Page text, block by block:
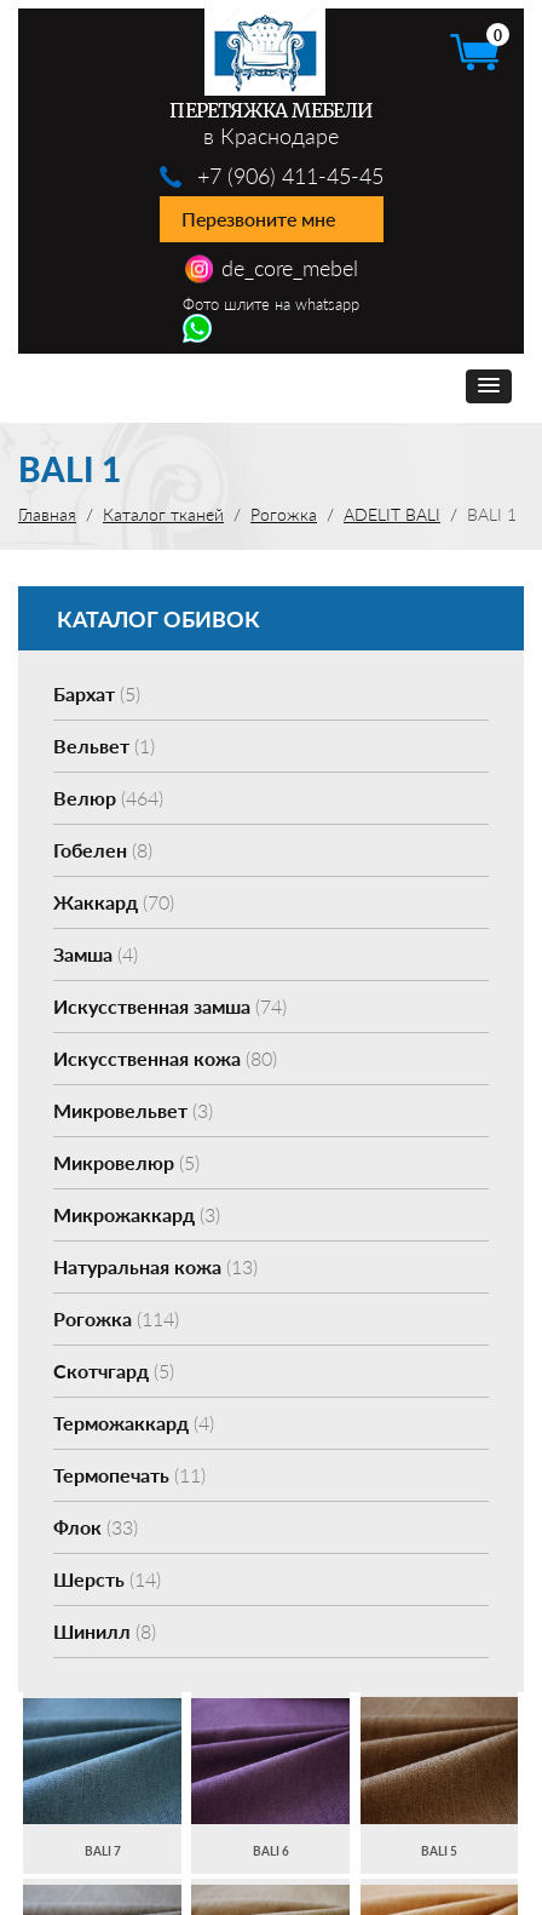
ПЕРЕТЯЖКА МЕБЕЛИ
в Краснодаре
de_core_mebel
Фото шлите на whatsapp
+7 (906) 411-45-45
Перезвоните мне
0
BALI 1
Главная Каталог тканей Рогожка ADELIT BALI BALI 1
КАТАЛОГ ОБИВОК
Бархат (5)
Вельвет (1)
Велюр (464)
Гобелен (8)
Жаккард (70)
Замша (4)
Искусственная замша (74)
Искусственная кожа (80)
Микровельвет (3)
Микровелюр (5)
Микрожаккард (3)
Натуральная кожа (13)
Рогожка (114)
Скотчгард (5)
Терможаккард (4)
Термопечать (11)
Флок (33)
Шерсть (14)
Шинилл (8)
BALI 7 BALI 6 BALI 5